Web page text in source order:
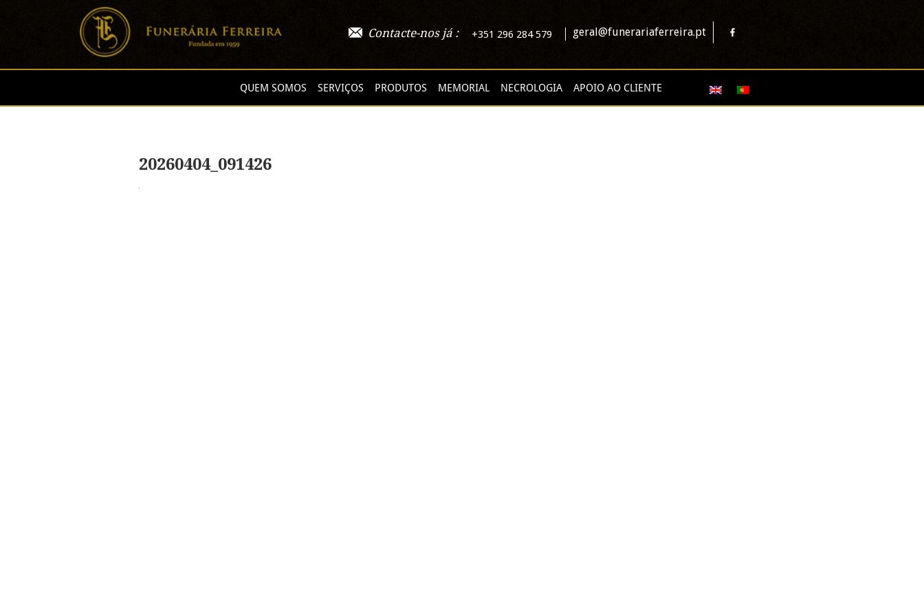
Contacte-nos já : +351 296 284 579 geral@funerariaferreira.pt
QUEM SOMOS SERVIÇOS PRODUTOS MEMORIAL NECROLOGIA APOIO AO CLIENTE
20260404_091426